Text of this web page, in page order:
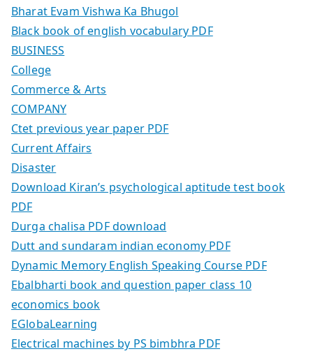
Bharat Evam Vishwa Ka Bhugol
Black book of english vocabulary PDF
BUSINESS
College
Commerce & Arts
COMPANY
Ctet previous year paper PDF
Current Affairs
Disaster
Download Kiran’s psychological aptitude test book
PDF
Durga chalisa PDF download
Dutt and sundaram indian economy PDF
Dynamic Memory English Speaking Course PDF
Ebalbharti book and question paper class 10
economics book
EGlobaLearning
Electrical machines by PS bimbhra PDF